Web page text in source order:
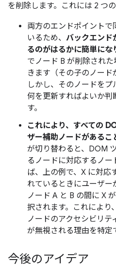
を削除します。これには 2 つの
両方のエンドポイントで
いるため、 バックエンド
るのがはるかに簡単にな
でノード B が削除され
きます（その子のノード
しかし、そのノードをプ
何を更新すればよいか判
す。
これにより、すべての
ザー補助ノードがあるこ
が切り替わると、DOM
るノードに対応するノー
ば、上の例で、X に対応
れているときにユーザー
ノード A と B の間に X
択されます。これにより
ノードのアクセシビリテ
が無視される理由を特定
今後のアイデア